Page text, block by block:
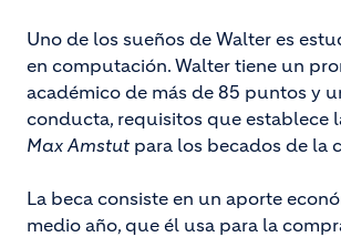
Uno de los sueños de Walter es
en computación. Walter tiene un
académico de más de 85 puntos y
conducta, requisitos que establece
Max Amstut para los becados de la
La beca consiste en un aporte
medio año, que él usa para la